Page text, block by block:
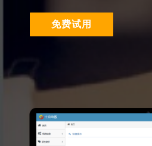
免费试用